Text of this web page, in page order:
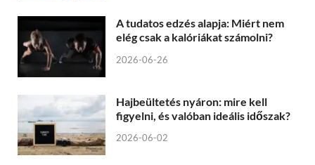
A tudatos edzés alapja: Miért nem
elég csak a kalóriákat számolni?
2026-06-26
Hajbeültetés nyáron: mire kell
figyelni, és valóban ideális időszak?
2026-06-02